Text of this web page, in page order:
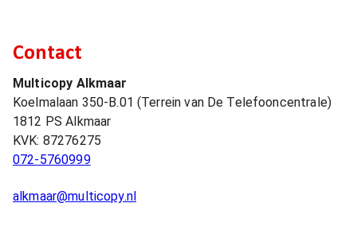
Contact
Multicopy Alkmaar
Koelmalaan 350-B.01 (Terrein van De Telefooncentrale)
1812 PS Alkmaar
KVK: 87276275
072-5760999
alkmaar@multicopy.nl